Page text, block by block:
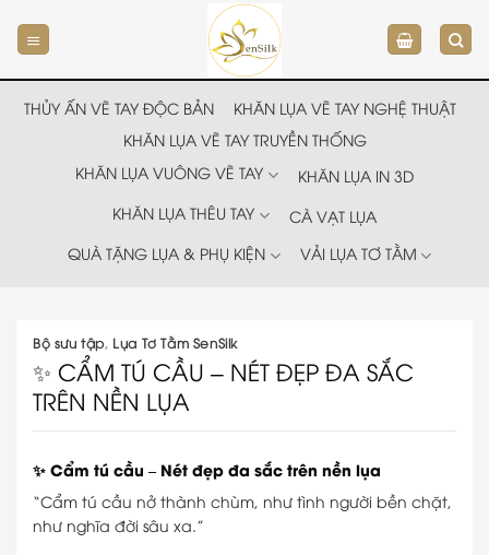
đến
nội
dung
THỦY ẤN VẼ TAY ĐỘC BẢN
KHĂN LỤA VẼ TAY NGHỆ THUẬT
KHĂN LỤA VẼ TAY TRUYỀN THỐNG
KHĂN LỤA VUÔNG VẼ TAY
KHĂN LỤA IN 3D
KHĂN LỤA THÊU TAY
CÀ VẠT LỤA
QUÀ TẶNG LỤA & PHỤ KIỆN
VẢI LỤA TƠ TẰM
Bộ sưu tập, Lụa Tơ Tằm SenSilk
✨ CẨM TÚ CẦU – NÉT ĐẸP ĐA SẮC
TRÊN NỀN LỤA
✨ Cẩm tú cầu – Nét đẹp đa sắc trên nền lụa
“Cẩm tú cầu nở thành chùm, như tình người bền chặt,
như nghĩa đời sâu xa.”